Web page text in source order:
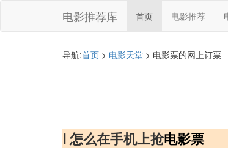
电影推荐库 首页 电影推荐
导航:首页 > 电影天堂 > 电影票的网上订票
Ⅰ 怎么在手机上抢电影票